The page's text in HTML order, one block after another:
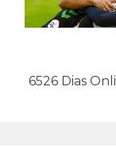
6526 Dias